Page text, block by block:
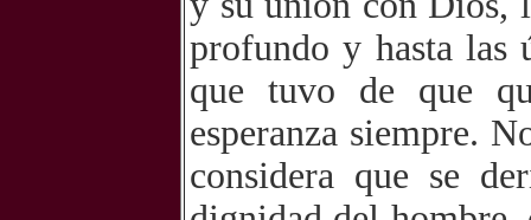
profundo y hasta las
que tuvo de que
esperanza siempre.
considera que se